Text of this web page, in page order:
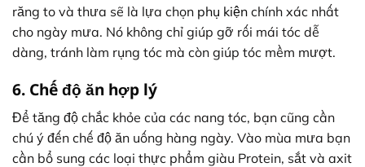
răng to và thưa sẽ là lựa chọn phụ kiện chính xác nhất
cho ngày mưa. Nó không chỉ giúp gỡ rối mái tóc dễ
dàng, tránh làm rụng tóc mà còn giúp tóc mềm mượt.
6. Chế độ ăn hợp lý
Để tăng độ chắc khỏe của các nang tóc, bạn cũng cần
chú ý đến chế độ ăn uống hàng ngày. Vào mùa mưa bạn
cần bổ sung các loại thực phẩm giàu Protein, sắt và axit